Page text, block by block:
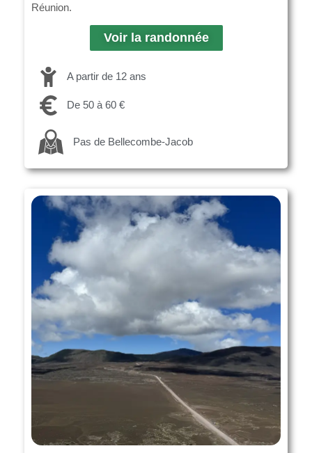
Réunion.
Voir la randonnée
A partir de 12 ans
De 50 à 60 €
Pas de Bellecombe-Jacob